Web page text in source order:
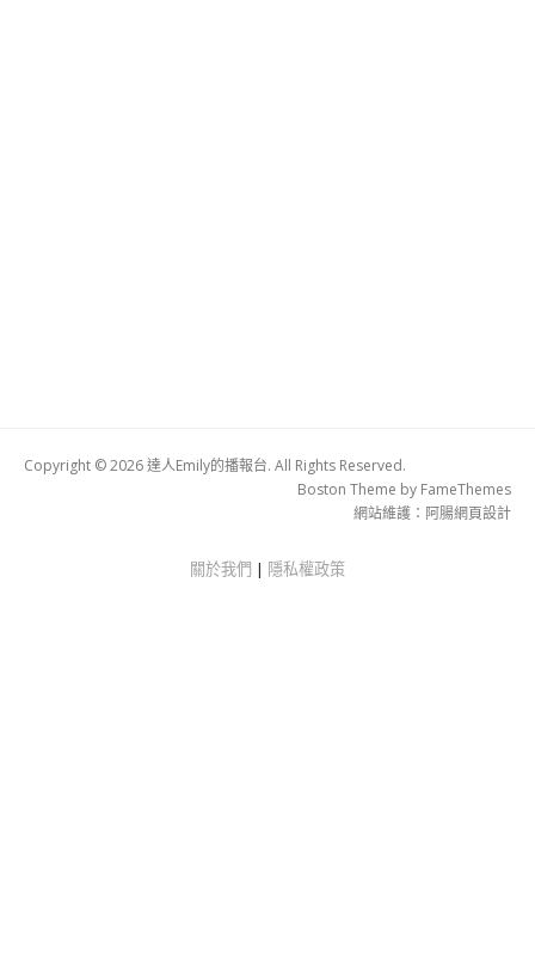
Copyright © 2026 達人Emily的播報台. All Rights Reserved.
Boston Theme by FameThemes
網站維護： 阿腸網頁設計
關於我們 | 隱私權政策